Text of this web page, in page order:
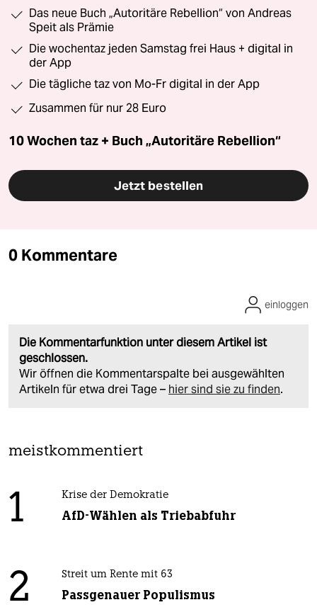
Das neue Buch „Autoritäre Rebellion“ von Andreas
Speit als Prämie
Die wochentaz jeden Samstag frei Haus + digital in
der App
Die tägliche taz von Mo-Fr digital in der App
Zusammen für nur 28 Euro
10 Wochen taz + Buch „Autoritäre Rebellion“
Jetzt bestellen
0 Kommentare
Die Kommentarfunktion unter diesem Artikel ist
geschlossen.
Wir öffnen die Kommentarspalte bei ausgewählten
Artikeln für etwa drei Tage – hier sind sie zu finden.
einloggen
meistkommentiert
1 Krise der Demokratie
AfD-Wählen als Triebabfuhr
2 Streit um Rente mit 63
Passgenauer Populismus